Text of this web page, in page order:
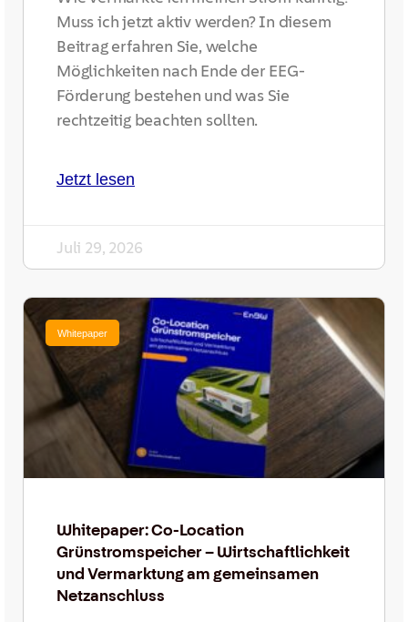
Muss ich jetzt aktiv werden? In diesem
Beitrag erfahren Sie, welche
Möglichkeiten nach Ende der EEG-
Förderung bestehen und was Sie
rechtzeitig beachten sollten.
Jetzt lesen
Juli 29, 2026
Whitepaper
Whitepaper: Co-Location
Grünstromspeicher – Wirtschaftlichkeit
und Vermarktung am gemeinsamen
Netzanschluss